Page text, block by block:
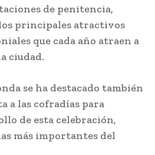
de penitencia,
principales atractivos
que cada año atraen a
ciudad.
se ha destacado también
a las cofradías para
de esta celebración,
más importantes del